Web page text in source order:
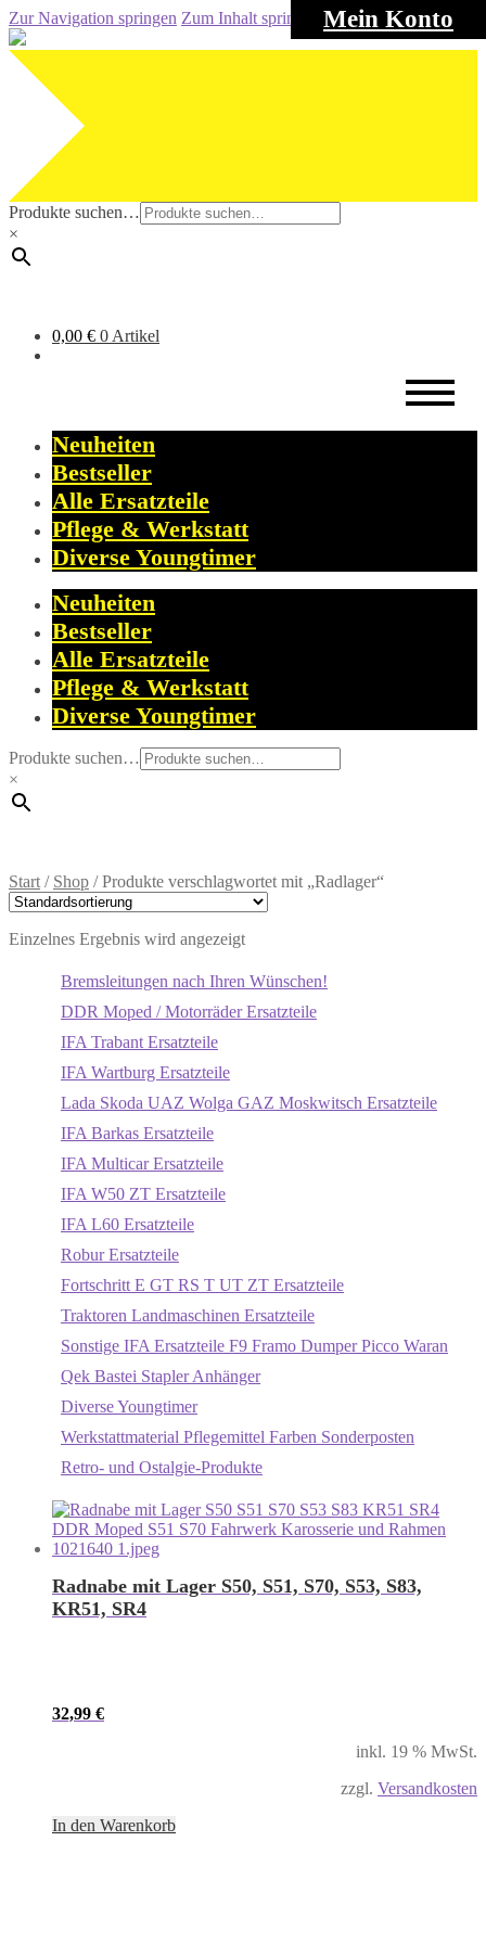
Mein Konto
Zur Navigation springen Zum Inhalt springen
Produkte suchen…
×
0,00 € 0 Artikel
Neuheiten
Bestseller
Alle Ersatzteile
Pflege & Werkstatt
Diverse Youngtimer
Neuheiten
Bestseller
Alle Ersatzteile
Pflege & Werkstatt
Diverse Youngtimer
Produkte suchen…
×
Start / Shop /Produkte verschlagwortet mit „Radlager“
Einzelnes Ergebnis wird angezeigt
Bremsleitungen nach Ihren Wünschen!
DDR Moped / Motorräder Ersatzteile
IFA Trabant Ersatzteile
IFA Wartburg Ersatzteile
Lada Skoda UAZ Wolga GAZ Moskwitsch Ersatzteile
IFA Barkas Ersatzteile
IFA Multicar Ersatzteile
IFA W50 ZT Ersatzteile
IFA L60 Ersatzteile
Robur Ersatzteile
Fortschritt E GT RS T UT ZT Ersatzteile
Traktoren Landmaschinen Ersatzteile
Sonstige IFA Ersatzteile F9 Framo Dumper Picco Waran
Qek Bastei Stapler Anhänger
Diverse Youngtimer
Werkstattmaterial Pflegemittel Farben Sonderposten
Retro- und Ostalgie-Produkte
Radnabe mit Lager S50, S51, S70, S53, S83,
KR51, SR4
32,99 €
inkl. 19 % MwSt.
zzgl. Versandkosten
In den Warenkorb